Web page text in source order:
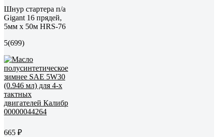
Шнур стартера п/а
Gigant 16 прядей,
5мм x 50м HRS-76
5(699)
665 ₽